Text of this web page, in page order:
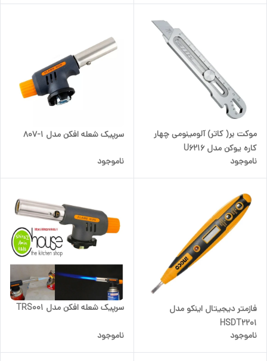
موکت بر( کاتر) آلومینومی چهار
کاره یوکن مدل U6216
ناموجود
سرپیک شعله افکن مدل 1-807
ناموجود
فازمتر دیجیتال اینکو مدل
HSDT2201
ناموجود
سرپیک شعله افکن مدل TRS001
ناموجود